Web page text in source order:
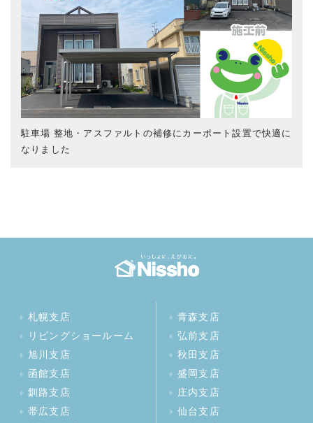
駐車場 整地・アスファルトの補修にカーポート設置で快適に
なりました
札幌支店
リビングショールーム
旭川支店
函館支店
釧路支店
帯広支店
青森支店
弘前支店
秋田支店
盛岡支店
庄内支店
仙台支店